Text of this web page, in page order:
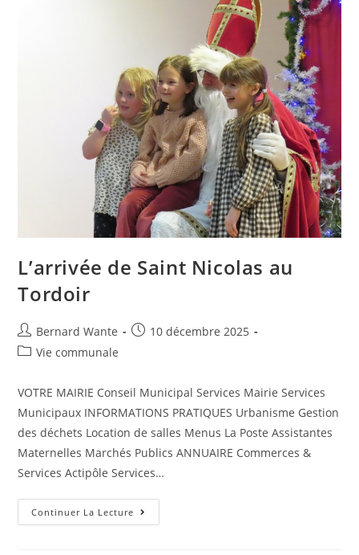
L’arrivée de Saint Nicolas au
Tordoir
Bernard Wante
10 décembre 2025
Vie communale
VOTRE MAIRIE Conseil Municipal Services Mairie Services
Municipaux INFORMATIONS PRATIQUES Urbanisme Gestion
des déchets Location de salles Menus La Poste Assistantes
Maternelles Marchés Publics ANNUAIRE Commerces &
Services Actipôle Services…
Continuer La Lecture